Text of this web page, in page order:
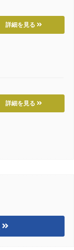
詳細を見る
詳細を見る